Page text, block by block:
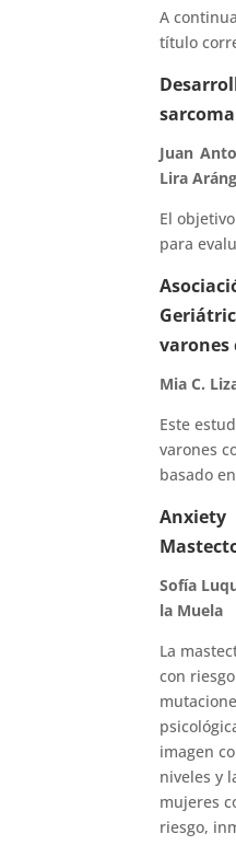
A
título
sarcoma
Juan
Lira
El
para
varones
Mia C.
Este
varones
basado
Sofía
la Muela
La
con
imagen
niveles y
mujeres
riesgo,